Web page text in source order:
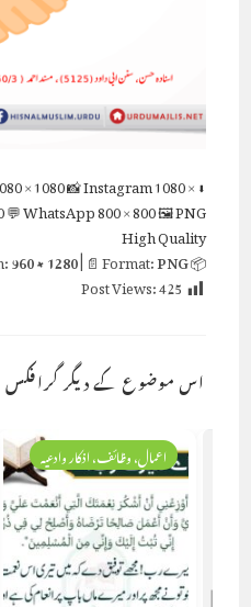
⬇ Original
× 1080📸 Instagram1080 ×
💬 WhatsApp800 × 800🖼 PNG
High Quality
📦 Size:
960 × 1280| 📄 Format:PNG
Post Views:425
اس موضوع کے دیگر گرافکس
اعمال، وظائف، اذکار وادعیہ